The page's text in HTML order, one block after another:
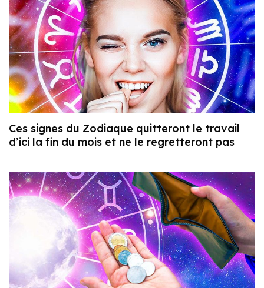
Ces signes du Zodiaque quitteront le travail
d’ici la fin du mois et ne le regretteront pas